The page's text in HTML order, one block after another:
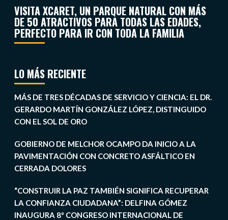
VISITA XCARET, UN PARQUE NATURAL CON MÁS
DE 50 ATRACTIVOS PARA TODAS LAS EDADES,
PERFECTO PARA IR CON TODA LA FAMILIA
LO MÁS RECIENTE
MÁS DE TRES DÉCADAS DE SERVICIO Y CIENCIA: EL DR.
GERARDO MARTÍN GONZÁLEZ LÓPEZ, DISTINGUIDO
CON EL SOL DE ORO
GOBIERNO DE MELCHOR OCAMPO DA INICIO A LA
PAVIMENTACIÓN CON CONCRETO ASFÁLTICO EN
CERRADA DOLORES
“CONSTRUIR LA PAZ TAMBIÉN SIGNIFICA RECUPERAR
LA CONFIANZA CIUDADANA”: DELFINA GÓMEZ
INAUGURA 8º CONGRESO INTERNACIONAL DE